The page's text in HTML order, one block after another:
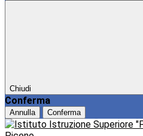
Chiudi
Conferma
Annulla Conferma